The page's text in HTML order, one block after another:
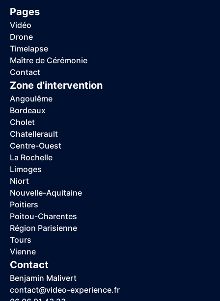
Pages
Vidéo
Drone
Timelapse
Maître de Cérémonie
Contact
Zone d'intervention
Angoulême
Bordeaux
Cholet
Chatellerault
Centre-Ouest
La Rochelle
Limoges
Niort
Nouvelle-Aquitaine
Poitiers
Poitou-Charentes
Région Parisienne
Tours
Vienne
Contact
Benjamin Malivert
contact@video-experience.fr